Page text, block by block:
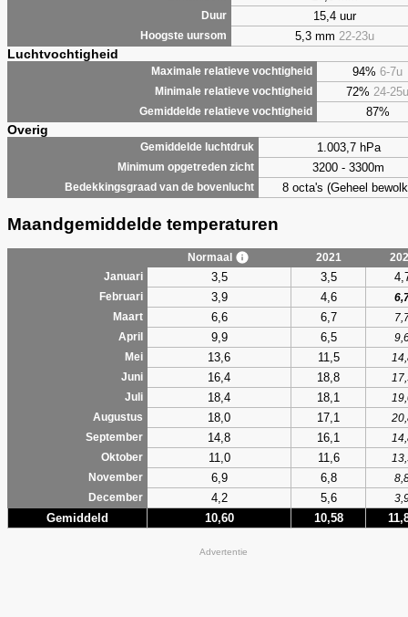
Duur 15,4 uur
Hoogste uursom 5,3 mm 22-23u
Luchtvochtigheid
Maximale relatieve vochtigheid 94% 6-7u
Minimale relatieve vochtigheid 72% 24-25u
Gemiddelde relatieve vochtigheid 87%
Overig
Gemiddelde luchtdruk 1.003,7 hPa
Minimum opgetreden zicht 3200 - 3300m
Bedekkingsgraad van de bovenlucht 8 octa's (Geheel
Maandgemiddelde temperaturen
Normaal 2021
Januari
3,5 3,5
Februari 3,9 4,6
Maart
6,6 6,7
April
9,9 6,5
Mei
13,6 11,5
Juni
16,4 18,8
Juli
18,4 18,1
Augustus
18,0 17,1
September
14,8 16,1
Oktober
11,0 11,6
November
6,9 6,8
December
4,2 5,6
Gemiddeld 10,60 10,58
Advertentie